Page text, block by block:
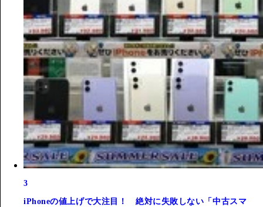
3
iPhoneの値上げで大注目！ 絶対に失敗しない「中古スマ